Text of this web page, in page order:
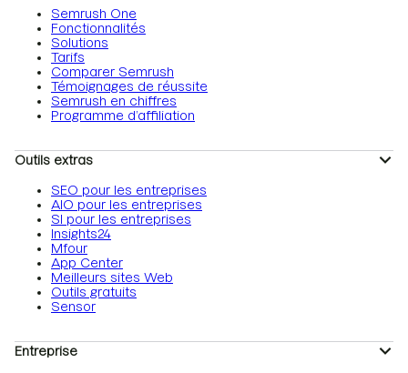
Semrush One
Fonctionnalités
Solutions
Tarifs
Comparer Semrush
Témoignages de réussite
Semrush en chiffres
Programme d’affiliation
Outils extras
SEO pour les entreprises
AIO pour les entreprises
SI pour les entreprises
Insights24
Mfour
App Center
Meilleurs sites Web
Outils gratuits
Sensor
Entreprise